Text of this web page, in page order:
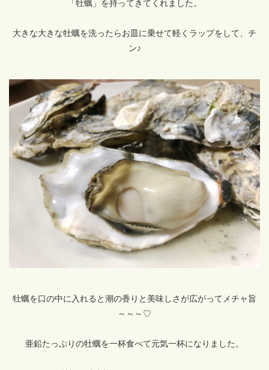
「牡蠣」を持ってきてくれました。
大きな大きな牡蠣を洗ったらお皿に乗せて軽くラップをして、チ
ン♪
牡蠣を口の中に入れると潮の香りと美味しさが広がってメチャ旨
～～～♡
亜鉛たっぷりの牡蠣を一杯食べて元気一杯になりました。